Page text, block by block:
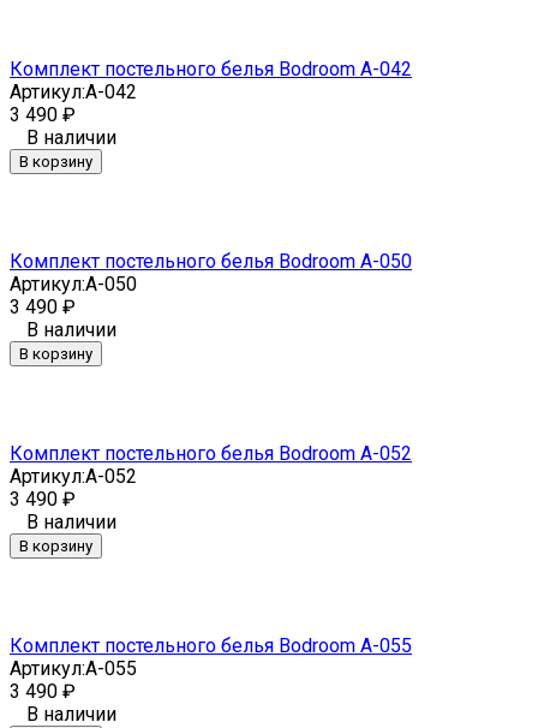
Комплект постельного белья Bodroom A-042
Артикул:A-042
3 490 ₽
В наличии
В корзину
Комплект постельного белья Bodroom A-050
Артикул:A-050
3 490 ₽
В наличии
В корзину
Комплект постельного белья Bodroom A-052
Артикул:A-052
3 490 ₽
В наличии
В корзину
Комплект постельного белья Bodroom A-055
Артикул:A-055
3 490 ₽
В наличии